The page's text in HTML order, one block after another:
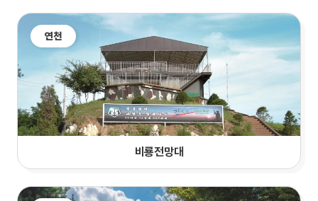
연천
비룡전망대